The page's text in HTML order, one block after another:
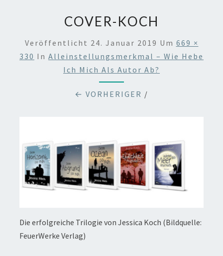
COVER-KOCH
Veröffentlicht 24. Januar 2019 Um 669 ×
330 In Alleinstellungsmerkmal – Wie Hebe
Ich Mich Als Autor Ab?
← VORHERIGER /
Die erfolgreiche Trilogie von Jessica Koch (Bildquelle:
FeuerWerke Verlag)